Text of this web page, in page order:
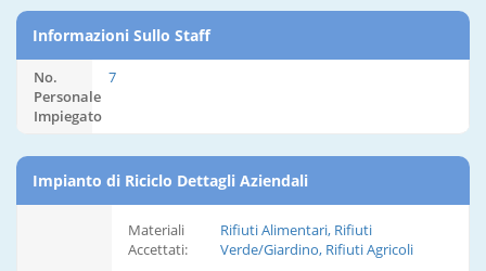
Informazioni Sullo Staff
No.
Personale
Impiegato
7
Impianto di Riciclo Dettagli Aziendali
Materiali
Accettati:
Rifiuti Alimentari, Rifiuti
Verde/Giardino, Rifiuti Agricoli